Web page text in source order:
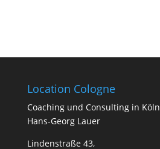
Location Cologne
Coa­ching und Con­sul­ting in Köln
Hans-Georg Lauer
Lindenstraße 43,